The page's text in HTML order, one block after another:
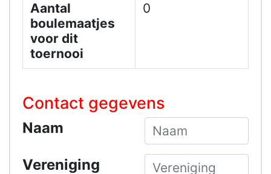
Aantal
boulemaatjes
voor dit
toernooi
0
Contact gegevens
Naam
Vereniging